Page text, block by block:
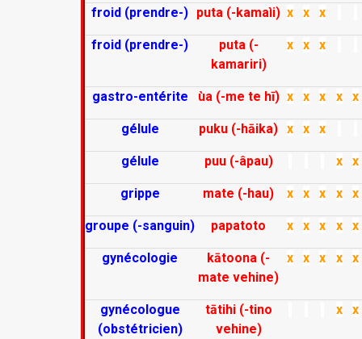
froid (prendre-) puta (-kamaìi) x x x
froid (prendre-)
puta (-
kamariri)
x x x
gastro-entérite ùa (-me te hī) x x x x x
gélule puku (-hāika) x x x
gélule puu (-âpau) x x
grippe mate (-hau) x x x x x
groupe (-sanguin) papatoto x x x x x
gynécologie
kātoona (-
mate vehine)
x x x x x
gynécologue
(obstétricien)
tātihi (-tino
vehine)
x x